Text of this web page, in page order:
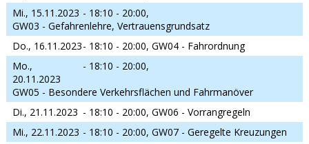
Mi., 15.11.2023 - 18:10 - 20:00,
GW03 - Gefahrenlehre, Vertrauensgrundsatz
Do., 16.11.2023- 18:10 - 20:00, GW04 - Fahrordnung
Mo.,
20.11.2023
- 18:10 - 20:00,
GW05 - Besondere Verkehrsflächen und Fahrmanöver
Di., 21.11.2023 - 18:10 - 20:00, GW06 - Vorrangregeln
Mi., 22.11.2023 - 18:10 - 20:00, GW07 - Geregelte Kreuzungen